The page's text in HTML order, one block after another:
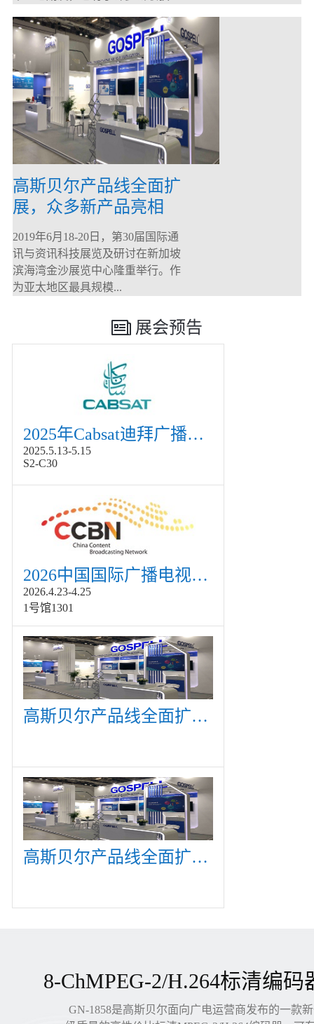
高斯贝尔产品线全面扩
展，众多新产品亮相
CommunicAsia 2019
2019年6月18-20日，第30届国际通
讯与资讯科技展览及研讨在新加坡
滨海湾金沙展览中心隆重举行。作
为亚太地区最具规模...
展会预告
2025年Cabsat迪拜广播电视展
2025.5.13-5.15
S2-C30
2026中国国际广播电视信息网络展览会展
2026.4.23-4.25
1号馆1301
高斯贝尔产品线全面扩展，众多新产品亮相CommunicAsia 2019
高斯贝尔产品线全面扩展，众多新产品亮相CommunicAsia 2019
8-ChMPEG-2/H.264标清编码
GN-1858是高斯贝尔面向广电运营商发布的一款